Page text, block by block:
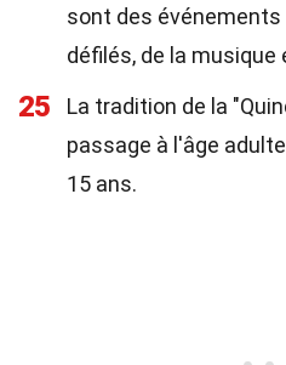
sont des
défilés, de la musique
25
La tradition de la
passage à l'âge
15 ans.